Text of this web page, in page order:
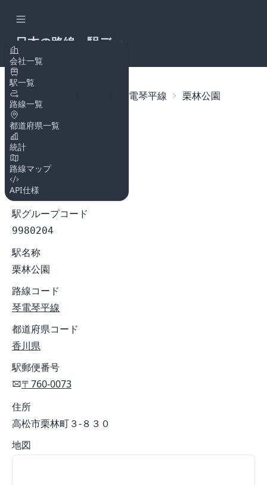
会社一覧
駅一覧
路線一覧
都道府県一覧
統計
路線マップ
API仕様
日本の路線・駅デー
トップページ 琴電琴平線 栗林公園
栗林公園
琴電琴平線
駅コード
9980204
駅グループコード
9980204
駅名称
栗林公園
路線コード
琴電琴平線
都道府県コード
香川県
駅郵便番号
〒760-0073
住所
高松市栗林町３-８３０
地図